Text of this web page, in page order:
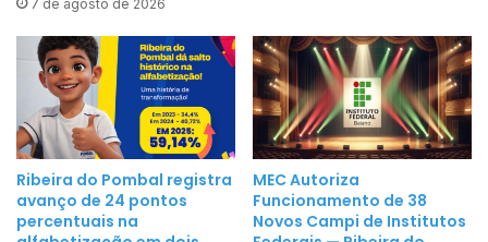
l
t
a
s
e
a
R
d
a
M
a
r
7 de agosto de 2026
Ribeira do Pombal registra
avanço de 24 pontos
percentuais na
MEC Autoriza
Funcionamento de 38
Novos Campi de Institutos